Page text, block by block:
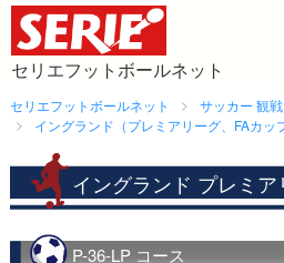
セリエフットボールネット
セリエフットボールネット
サッカー 観
イングランド（プレミアリーグ、FAカッ
イングランド プレミ
P-36-LP コース